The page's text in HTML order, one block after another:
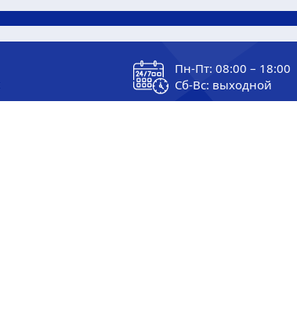
Пн-Пт: 08:00 – 18:00
Сб-Вс: выходной